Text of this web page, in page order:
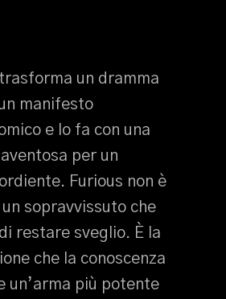
un dramma
manifesto
e lo fa con una
per un
Furious non è
un sopravvissuto che
restare sveglio. È la
che la conoscenza
un’arma più potente